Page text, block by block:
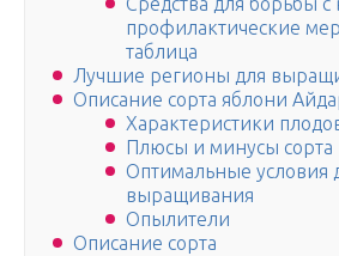
профилактические
таблица
Лучшие регионы для
Описание сорта яблони
Характеристики
Плюсы и минусы сорта
Оптимальные условия
выращивания
Опылители
Описание сорта